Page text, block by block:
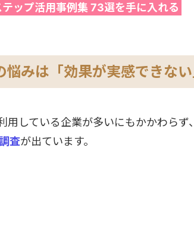
ップ活用事例集 73選を手に入れる
みは「効果が実感できない
している企業が多いにもかかわらず
調査が出ています。